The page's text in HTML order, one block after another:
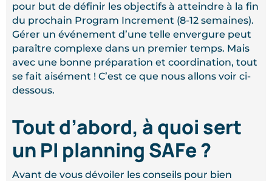
pour but de définir les objectifs à atteindre à la fin
du prochain Program Increment (8-12 semaines).
Gérer un événement d’une telle envergure peut
paraître complexe dans un premier temps. Mais
avec une bonne préparation et coordination, tout
se fait aisément ! C’est ce que nous allons voir ci-
dessous.
Tout d’abord, à quoi sert
un PI planning SAFe ?
Avant de vous dévoiler les conseils pour bien